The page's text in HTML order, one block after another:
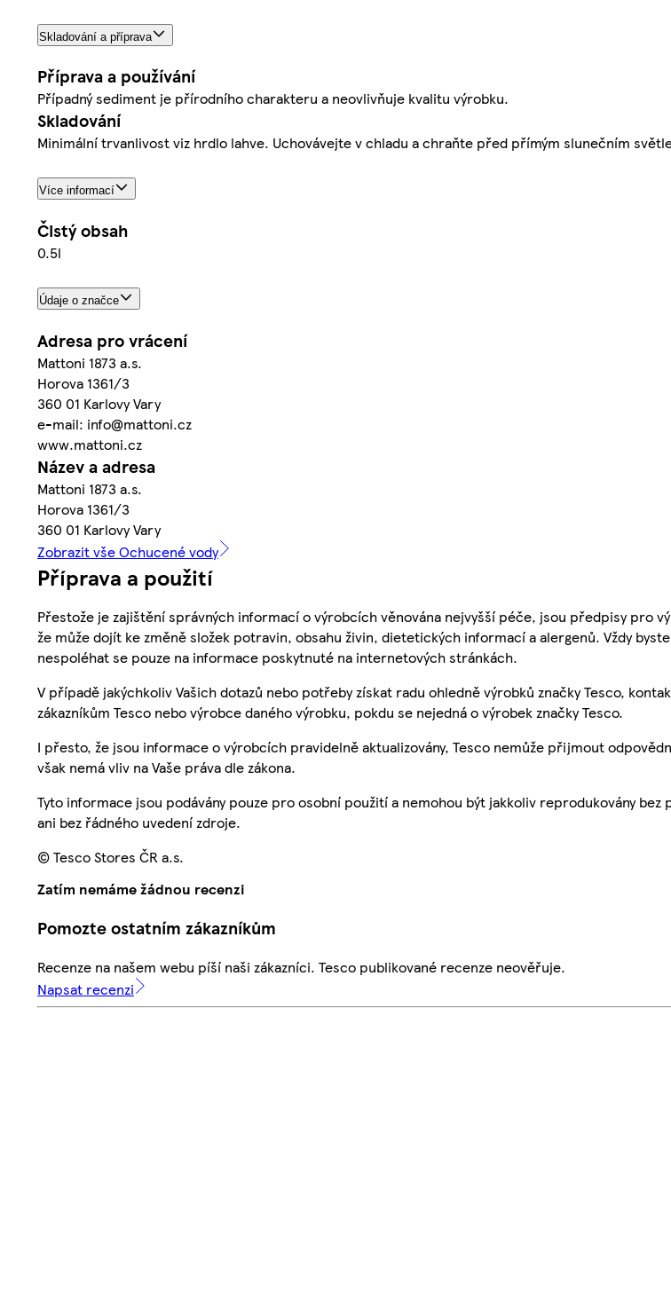
Skladování a příprava
Příprava a používání
Případný sediment je přírodního charakteru a neovlivňuje kvalitu výrobku.
Skladování
Minimální trvanlivost viz hrdlo lahve. Uchovávejte v chladu a chraňte před přímým slunečním
Více informací
Čistý obsah
0.5l
Údaje o značce
Adresa pro vrácení
Mattoni 1873 a.s.
Horova 1361/3
360 01 Karlovy Vary
e-mail: info@mattoni.cz
www.mattoni.cz
Název a adresa
Mattoni 1873 a.s.
Horova 1361/3
360 01 Karlovy Vary
Zobrazit vše Ochucené vody
Příprava a použití
Přestože je zajištění správných informací o výrobcích věnována nejvyšší péče, jsou předpisy pro
že může dojít ke změně složek potravin, obsahu živin, dietetických informací a alergenů. Vždy
nespoléhat se pouze na informace poskytnuté na internetových stránkách.
V případě jakýchkoliv Vašich dotazů nebo potřeby získat radu ohledně výrobků značky Tesco,
zákazníkům Tesco nebo výrobce daného výrobku, pokdu se nejedná o výrobek značky Tesco.
I přesto, že jsou informace o výrobcích pravidelně aktualizovány, Tesco nemůže přijmout
však nemá vliv na Vaše práva dle zákona.
Tyto informace jsou podávány pouze pro osobní použití a nemohou být jakkoliv reprodukovány
ani bez řádného uvedení zdroje.
© Tesco Stores ČR a.s.
Zatím nemáme žádnou recenzi
Pomozte ostatním zákazníkům
Recenze na našem webu píší naši zákazníci. Tesco publikované recenze neověřuje.
Napsat recenzi